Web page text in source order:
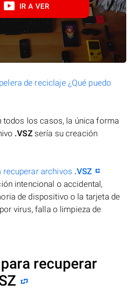
IR A VER
de reciclaje ¿Qué puedo
todos los casos, la única forma
.VSZsería su creación
recuperar archivos .VSZ
intencional o accidental,
de dispositivo o la tarjeta de
virus, falla o limpieza de
recuperar